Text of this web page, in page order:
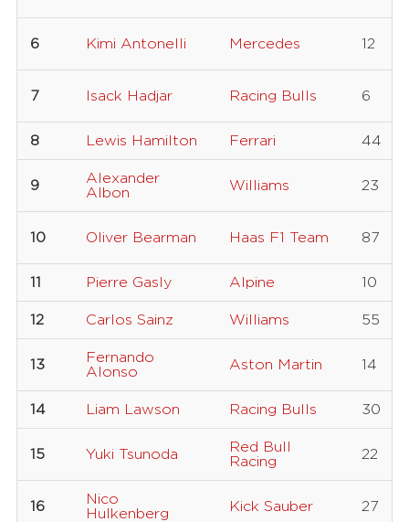
6 Kimi Antonelli Mercedes 12
7 Isack Hadjar Racing Bulls 6
8 Lewis Hamilton Ferrari 44
9
Alexander
Albon
Williams 23
10 Oliver Bearman Haas F1 Team 87
11 Pierre Gasly Alpine 10
12 Carlos Sainz Williams 55
13
Fernando
Alonso
Aston Martin 14
14 Liam Lawson Racing Bulls 30
15 Yuki Tsunoda
Red Bull
Racing
22
16
Nico
Hulkenberg
Kick Sauber 27